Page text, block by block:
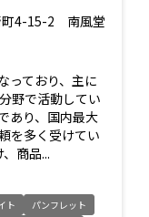
町4-15-2 南風堂
っており、主に
野で活動してい
あり、国内最大
を多く受けてい
商品...
ト
パンフレット